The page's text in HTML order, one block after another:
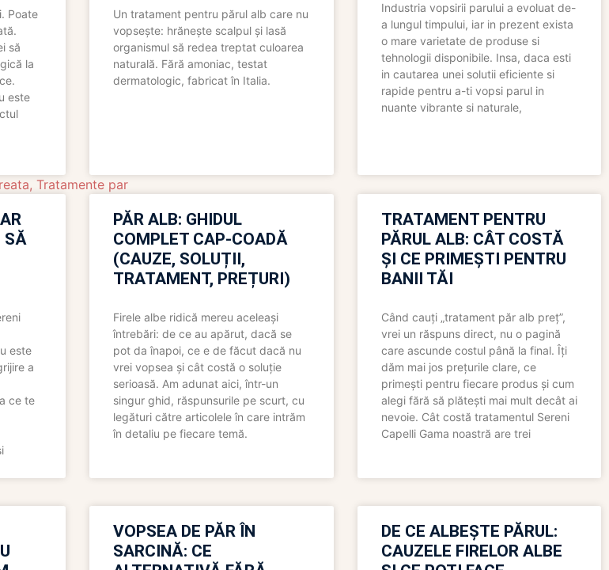
Poate
să
la
este
Un tratament pentru părul alb care nu
vopsește: hrănește scalpul și lasă
organismul să redea treptat culoarea
naturală. Fără amoniac, testat
dermatologic, fabricat în Italia.
Industria vopsirii parului a evoluat de-
a lungul timpului, iar in prezent exista
o mare varietate de produse si
tehnologii disponibile. Insa, daca esti
in cautarea unei solutii eficiente si
rapide pentru a-ti vopsi parul in
nuante vibrante si naturale,
, Tratamente par
SĂ
este
a
ce te
PĂR ALB: GHIDUL
COMPLET CAP-COADĂ
(CAUZE, SOLUȚII,
TRATAMENT, PREȚURI)
Firele albe ridică mereu aceleași
întrebări: de ce au apărut, dacă se
pot da înapoi, ce e de făcut dacă nu
vrei vopsea și cât costă o soluție
serioasă. Am adunat aici, într-un
singur ghid, răspunsurile pe scurt, cu
legături către articolele în care intrăm
în detaliu pe fiecare temă.
TRATAMENT PENTRU
PĂRUL ALB: CÂT COSTĂ
ȘI CE PRIMEȘTI PENTRU
BANII TĂI
Când cauți „tratament păr alb preț”,
vrei un răspuns direct, nu o pagină
care ascunde costul până la final. Îți
dăm mai jos prețurile clare, ce
primești pentru fiecare produs și cum
alegi fără să plătești mai mult decât ai
nevoie. Cât costă tratamentul Sereni
Capelli Gama noastră are trei
VOPSEA DE PĂR ÎN
SARCINĂ: CE
DE CE ALBEȘTE PĂRUL:
CAUZELE FIRELOR ALBE